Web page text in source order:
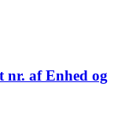
af Enhed og